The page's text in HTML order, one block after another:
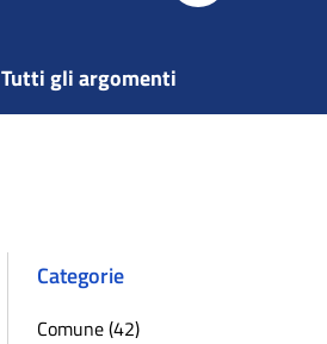
Tutti gli argomenti
Categorie
Comune (42)